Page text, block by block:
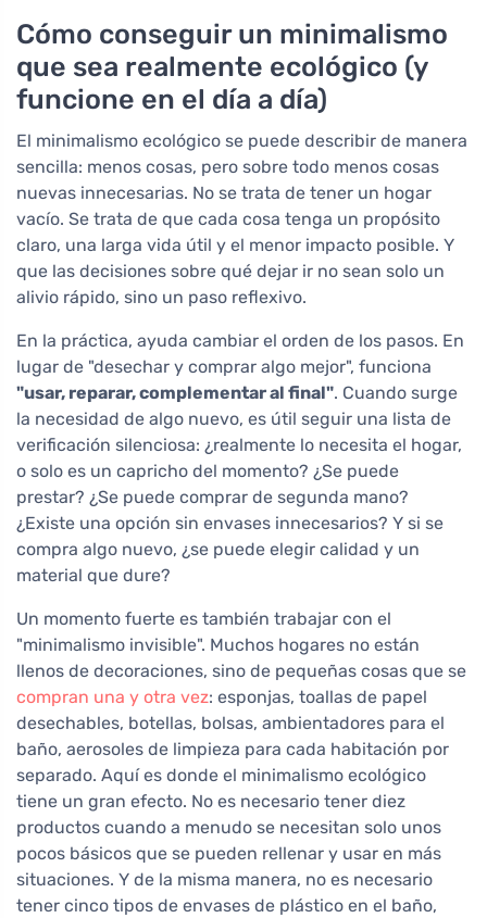
Cómo conseguir un minimalismo
que sea realmente ecológico (y
funcione en el día a día)
El minimalismo ecológico se puede describir de manera
sencilla: menos cosas, pero sobre todo menos cosas
nuevas innecesarias. No se trata de tener un hogar
vacío. Se trata de que cada cosa tenga un propósito
claro, una larga vida útil y el menor impacto posible. Y
que las decisiones sobre qué dejar ir no sean solo un
alivio rápido, sino un paso reflexivo.
En la práctica, ayuda cambiar el orden de los pasos. En
lugar de "desechar y comprar algo mejor", funciona
"usar, reparar, complementar al final". Cuando surge
la necesidad de algo nuevo, es útil seguir una lista de
verificación silenciosa: ¿realmente lo necesita el hogar,
o solo es un capricho del momento? ¿Se puede
prestar? ¿Se puede comprar de segunda mano?
¿Existe una opción sin envases innecesarios? Y si se
compra algo nuevo, ¿se puede elegir calidad y un
material que dure?
Un momento fuerte es también trabajar con el
"minimalismo invisible". Muchos hogares no están
llenos de decoraciones, sino de pequeñas cosas que se
compran una y otra vez: esponjas, toallas de papel
desechables, botellas, bolsas, ambientadores para el
baño, aerosoles de limpieza para cada habitación por
separado. Aquí es donde el minimalismo ecológico
tiene un gran efecto. No es necesario tener diez
productos cuando a menudo se necesitan solo unos
pocos básicos que se pueden rellenar y usar en más
situaciones. Y de la misma manera, no es necesario
tener cinco tipos de envases de plástico en el baño,